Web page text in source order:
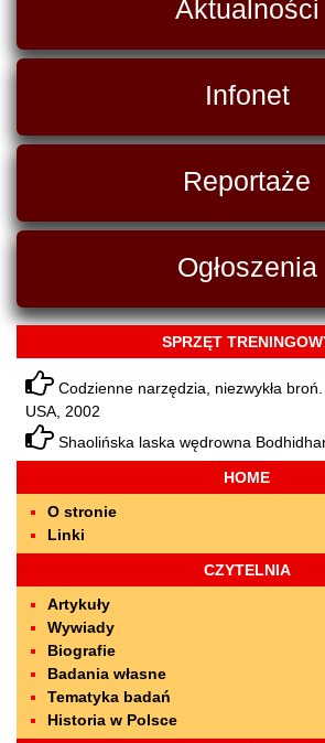
HOME
O stronie
Linki
CZYTELNIA
Artykuły
Wywiady
Biografie
Badania własne
Tematyka badań
Historia w Polsce
Aktualności
Infonet
Reportaże
Ogłoszenia
SPRZĘT
Codzienne narzędzia, niezwykła
USA, 2002
Shaolińska laska wędrowna